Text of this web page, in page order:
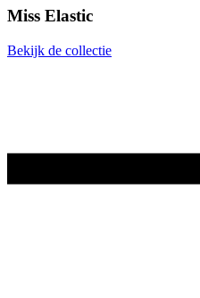
Miss Elastic
Bekijk de collectie